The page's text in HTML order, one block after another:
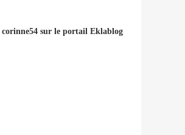
corinne54sur le portail Eklablog